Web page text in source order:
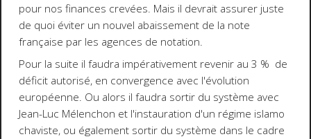
pour nos finances crevées. Mais il devrait assurer juste
de quoi éviter un nouvel abaissement de la note
française par les agences de notation.
Pour la suite il faudra impérativement revenir au 3 % de
déficit autorisé, en convergence avec l'évolution
européenne. Ou alors il faudra sortir du système avec
Jean-Luc Mélenchon et l'instauration d'un régime islamo
chaviste, ou également sortir du système dans le cadre